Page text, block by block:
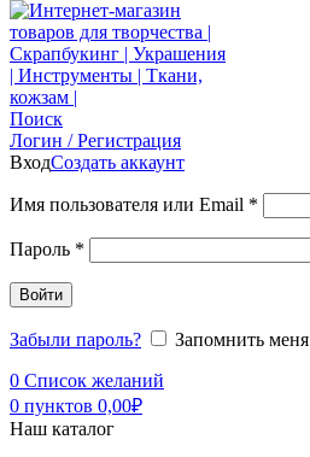
Поиск
Логин / Регистрация
ВходСоздать аккаунт
Имя пользователя или Email *
Пароль *
Войти
Забыли пароль?
Запомнить меня
0 Список желаний
0 пунктов 0,00₽
Наш каталог